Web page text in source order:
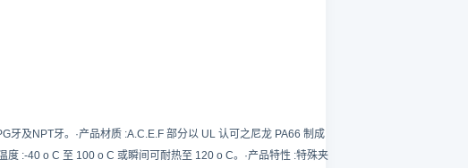
及NPT牙。·产品材质 :A.C.E.F 部分以 UL 认可之尼龙 PA66 制成
:-40 o C 至 100 o C 或瞬间可耐热至 120 o C。·产品特性 :特殊夹